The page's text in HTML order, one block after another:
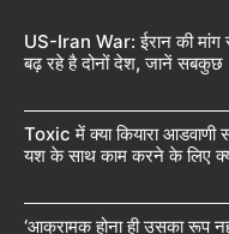
US-Iran War: ईरान की मांग
बढ़ रहे है दोनों देश, जानें सबकुछ
Toxic में क्या कियारा आडवाणी
यश के साथ काम करने के लिए
‘आक्रामक होना ही उसका रूप